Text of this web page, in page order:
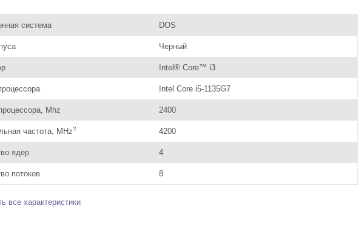
система DOS
Черный
Intel® Core™ i3
Intel Core i5-1135G7
Mhz 2400
частота, MHz? 4200
ядер 4
потоков 8
все характеристики